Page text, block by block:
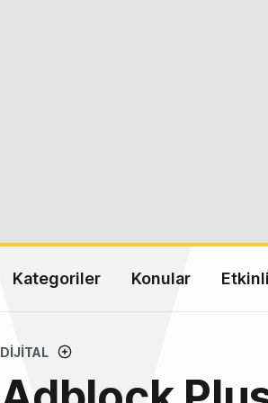
Kategoriler Konular
DIJITAL